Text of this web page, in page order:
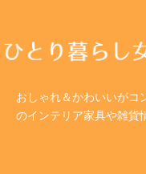
おしゃれ＆かわいいがコ
のインテリア家具や雑貨